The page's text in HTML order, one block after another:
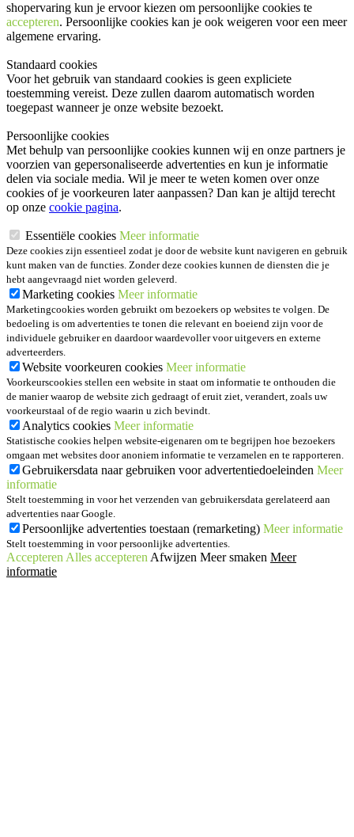
shopervaring kun je ervoor kiezen om persoonlijke cookies te
accepteren. Persoonlijke cookies kan je ook weigeren voor een meer
algemene ervaring.
Standaard cookies
Voor het gebruik van standaard cookies is geen expliciete
toestemming vereist. Deze zullen daarom automatisch worden
toegepast wanneer je onze website bezoekt.
Persoonlijke cookies
Met behulp van persoonlijke cookies kunnen wij en onze partners je
voorzien van gepersonaliseerde advertenties en kun je informatie
delen via sociale media. Wil je meer te weten komen over onze
cookies of je voorkeuren later aanpassen? Dan kan je altijd terecht
op onze cookie pagina.
Essentiële cookies Meer informatie
Deze cookies zijn essentieel zodat je door de website kunt navigeren en gebruik
kunt maken van de functies. Zonder deze cookies kunnen de diensten die je
hebt aangevraagd niet worden geleverd.
Marketing cookies Meer informatie
Marketingcookies worden gebruikt om bezoekers op websites te volgen. De
bedoeling is om advertenties te tonen die relevant en boeiend zijn voor de
individuele gebruiker en daardoor waardevoller voor uitgevers en externe
adverteerders.
Website voorkeuren cookies Meer informatie
Voorkeurscookies stellen een website in staat om informatie te onthouden die
de manier waarop de website zich gedraagt of eruit ziet, verandert, zoals uw
voorkeurstaal of de regio waarin u zich bevindt.
Analytics cookies Meer informatie
Statistische cookies helpen website-eigenaren om te begrijpen hoe bezoekers
omgaan met websites door anoniem informatie te verzamelen en te rapporteren.
Gebruikersdata naar gebruiken voor advertentiedoeleinden Meer
informatie
Stelt toestemming in voor het verzenden van gebruikersdata gerelateerd aan
advertenties naar Google.
Persoonlijke advertenties toestaan (remarketing) Meer informatie
Stelt toestemming in voor persoonlijke advertenties.
Accepteren Alles accepteren Afwijzen Meer smaken Meer
informatie